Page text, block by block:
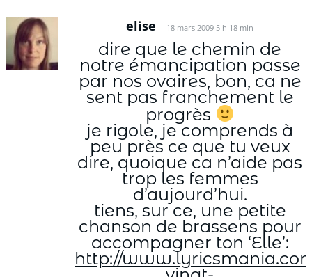
elise 18 mars 2009 5 h 18 min
dire que le chemin de
notre émancipation passe
par nos ovaires, bon, ca ne
sent pas franchement le
progrès
je rigole, je comprends à
peu près ce que tu veux
dire, quoique ca n’aide pas
trop les femmes
d’aujourd’hui.
tiens, sur ce, une petite
chanson de brassens pour
accompagner ton ‘Elle’:
http://